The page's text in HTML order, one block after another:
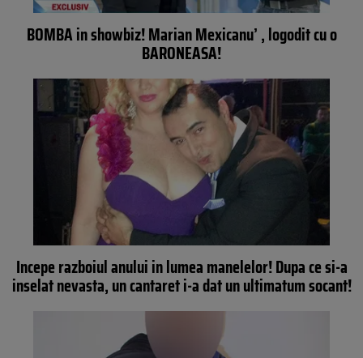
BOMBA in showbiz! Marian Mexicanu’ , logodit cu o
BARONEASA!
Incepe razboiul anului in lumea manelelor! Dupa ce si-a
inselat nevasta, un cantaret i-a dat un ultimatum socant!